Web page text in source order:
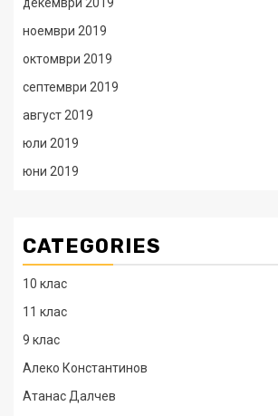
ноември 2019
октомври 2019
септември 2019
август 2019
юли 2019
юни 2019
CATEGORIES
10 клас
11 клас
9 клас
Алеко Константинов
Атанас Далчев